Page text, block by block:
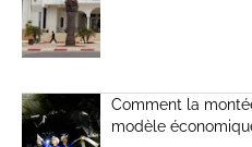
Comment la
modèle